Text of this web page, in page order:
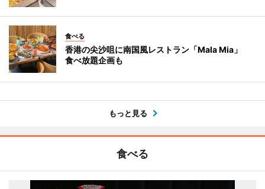
食べる
香港の尖沙咀に南国風レストラン「Mala Mia」
食べ放題企画も
もっと見る
食べる